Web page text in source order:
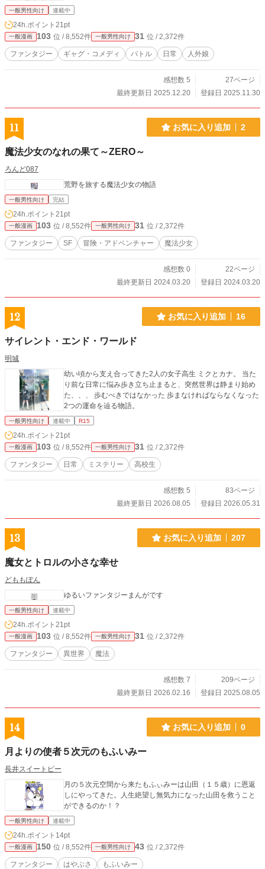
一般男性向け 連載中
24h.ポイント 21pt
一般漫画 103 位 / 8,552件 一般男性向け 31 位 / 2,372件
ファンタジー ギャグ・コメディ バトル 日常 人外娘
感想数 5
27ページ
最終更新日 2025.12.20
登録日 2025.11.30
11 お気に入り追加 2
魔法少女のなれの果て～ZERO～
ろんど087
荒野を旅する魔法少女の物語
一般男性向け 完結
24h.ポイント 21pt
一般漫画 103 位 / 8,552件 一般男性向け 31 位 / 2,372件
ファンタジー SF 冒険・アドベンチャー 魔法少女
感想数 0
22ページ
最終更新日 2024.03.20
登録日 2024.03.20
12 お気に入り追加 16
サイレント・エンド・ワールド
明城
幼い頃から支え合ってきた2人の女子高生 ミクとカナ。 当た
り前な日常に悩み歩き立ち止まると、突然世界は静まり始め
た、、、 歩むべきではなかった 歩まなければならなくなった
2つの運命を辿る物語。
一般男性向け 連載中 R15
24h.ポイント 21pt
一般漫画 103 位 / 8,552件 一般男性向け 31 位 / 2,372件
ファンタジー 日常 ミステリー 高校生
感想数 5
83ページ
最終更新日 2026.08.05
登録日 2026.05.31
13 お気に入り追加 207
魔女とトロルの小さな幸せ
どももぽん
ゆるいファンタジーまんがです
一般男性向け 連載中
24h.ポイント 21pt
一般漫画 103 位 / 8,552件 一般男性向け 31 位 / 2,372件
ファンタジー 異世界 魔法
感想数 7
209ページ
最終更新日 2026.02.16
登録日 2025.08.05
14 お気に入り追加 0
月よりの使者５次元のもふいみー
長井スイートピー
月の５次元空間から来たもふぃみーは山田（１５歳）に恩返
しにやってきた。人生絶望し無気力になった山田を救うこと
ができるのか！？
一般男性向け 連載中
24h.ポイント 14pt
一般漫画 150 位 / 8,552件 一般男性向け 43 位 / 2,372件
ファンタジー はやぶさ もふいみー